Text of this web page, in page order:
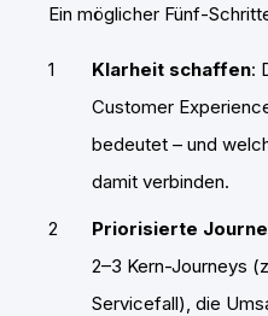
Ein möglicher Fünf-
Klarheit schaffen:
Customer
bedeutet – und
damit verbinden.
Priorisierte
2–3 Kern-Journeys
Servicefall), die